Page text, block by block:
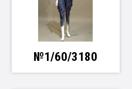
№1/60/3180